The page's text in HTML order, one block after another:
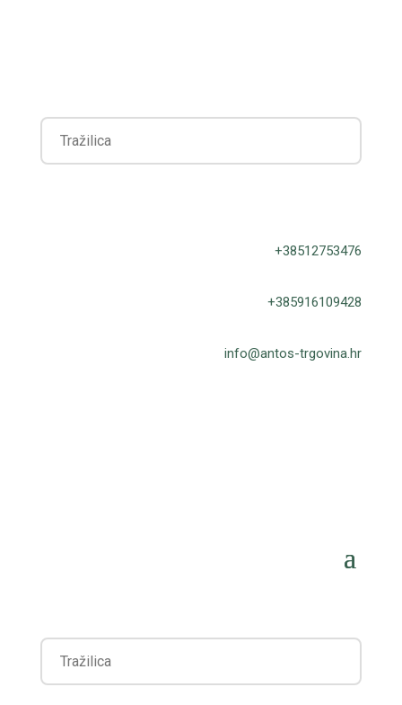
+38512753476
+385916109428
info@antos-trgovina.hr